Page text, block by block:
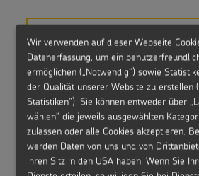
Sternsinger Hoodie Kinder
Werkheft 2026
Wir verwenden auf dieser Webseite
Datenerfassung, um ein
ermöglichen („Notwendig“) sowie
der Qualität unserer Website zu erstellen
Statistiken“). Sie können entweder über
wählen“ die jeweils ausgewählten
zulassen oder alle Cookies akzeptieren.
werden Daten von uns und von
ihren Sitz in den USA haben. Wenn Sie